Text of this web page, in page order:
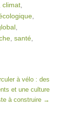
climat
santé
à vélo : des
et une culture
à construire →